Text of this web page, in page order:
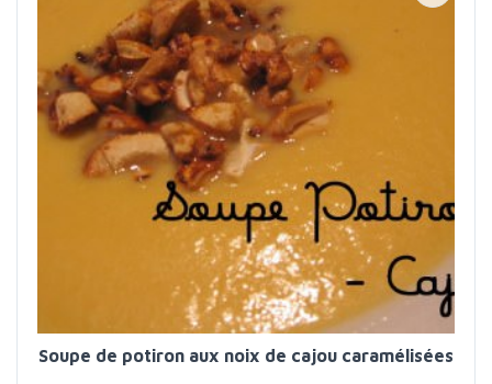
Soupe de potiron aux noix de cajou caramélisées